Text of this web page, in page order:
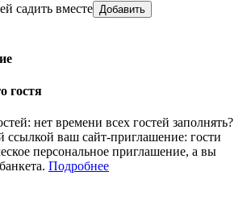
садить вместе
Добавить
гостя
нет времени всех гостей заполнять?
ссылкой ваш сайт-приглашение: гости
персональное приглашение, а вы
Подробнее